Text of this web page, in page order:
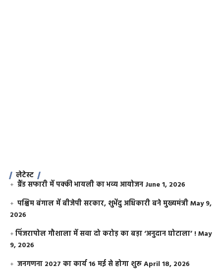
लेटेस्ट
ग्रैंड सफारी में पक्की भायली का भव्य आयोजन June 1, 2026
पश्चिम बंगाल में बीजेपी सरकार, शुभेंदु अधिकारी बने मुख्यमंत्रीMay 9,
2026
​पिंजरापोल गौशाला में सवा दो करोड़ का बड़ा ‘अनुदान घोटाला’ !May
9, 2026
जनगणना 2027 का कार्य 16 मई से होगा शुरूApril 18, 2026